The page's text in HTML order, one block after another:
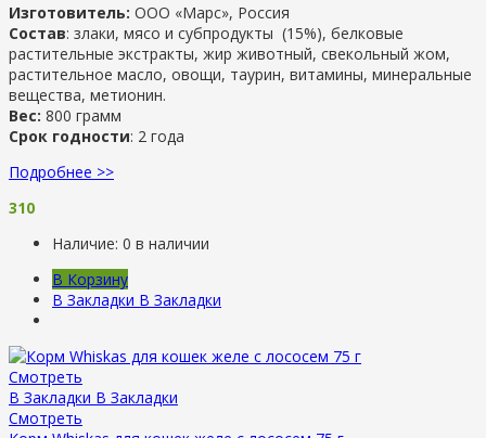
Изготовитель: ООО «Марс», Россия
Состав: злаки, мясо и субпродукты (15%), белковые
растительные экстракты, жир животный, свекольный жом,
растительное масло, овощи, таурин, витамины, минеральные
вещества, метионин.
Вес: 800 грамм
Срок годности: 2 года
Подробнее >>
310
Наличие: 0 в наличии
В Корзину
В Закладки В Закладки
Смотреть
В Закладки В Закладки
Смотреть